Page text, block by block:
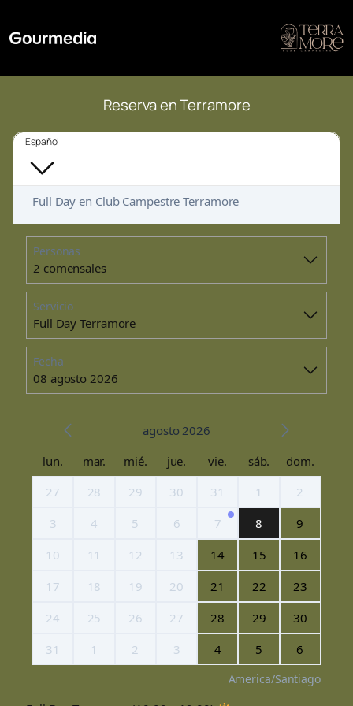
Reserva en Terramore
Español
Full Day en Club Campestre Terramore
Personas
2 comensales
Servicio
Full Day Terramore
Fecha
08 agosto 2026
agosto 2026
lun.
mar. mié. jue. vie. sáb.
dom.
27
28 29 30 31 1
2
3
4 5 6 7 8
9
10
11 12 13 14 15
16
17
18 19 20 21 22
23
24
25 26 27 28 29
30
31
1 2 3 4 5 6
America/Santiago